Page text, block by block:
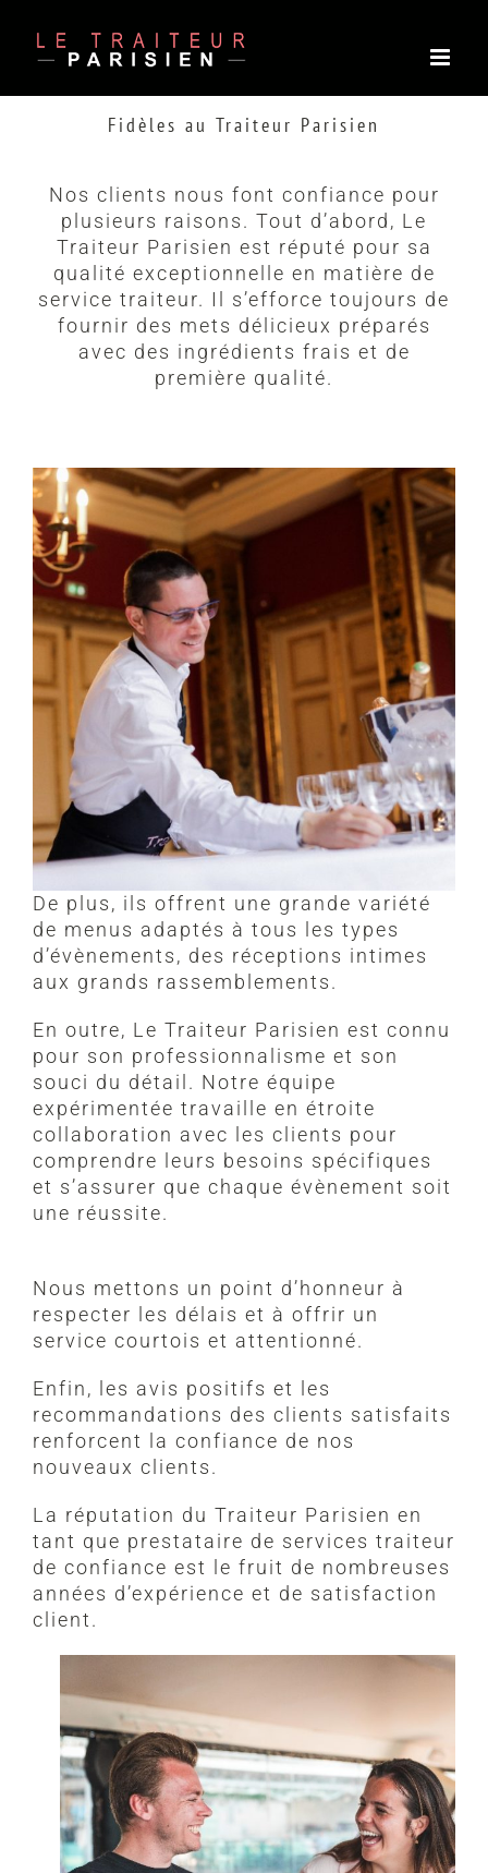
contenu
Fidèles au Traiteur Parisien
Nos clients nous font confiance pour
plusieurs raisons. Tout d’abord, Le
Traiteur Parisien est réputé pour sa
qualité exceptionnelle en matière de
service traiteur. Il s’efforce toujours de
fournir des mets délicieux préparés
avec des ingrédients frais et de
première qualité.
De plus, ils offrent une grande variété
de menus adaptés à tous les types
d’évènements, des réceptions intimes
aux grands rassemblements.
En outre, Le Traiteur Parisien est connu
pour son professionnalisme et son
souci du détail. Notre équipe
expérimentée travaille en étroite
collaboration avec les clients pour
comprendre leurs besoins spécifiques
et s’assurer que chaque évènement soit
une réussite.
Nous mettons un point d’honneur à
respecter les délais et à offrir un
service courtois et attentionné.
Enfin, les avis positifs et les
recommandations des clients satisfaits
renforcent la confiance de nos
nouveaux clients.
La réputation du Traiteur Parisien en
tant que prestataire de services traiteur
de confiance est le fruit de nombreuses
années d’expérience et de satisfaction
client.